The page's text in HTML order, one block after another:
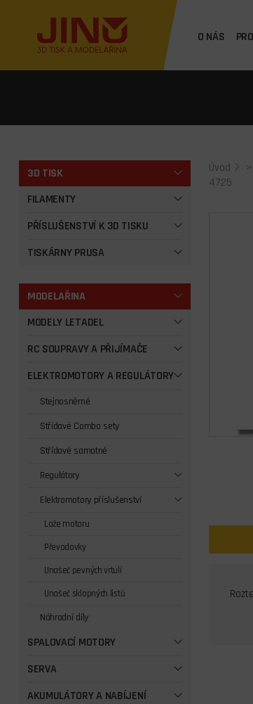
O NÁS
3D TISK
FILAMENTY
PŘÍSLUŠENSTVÍ K 3D TISKU
TISKÁRNY PRUSA
MODELAŘINA
MODELY LETADEL
RC SOUPRAVY A PŘIJÍMAČE
ELEKTROMOTORY A REGULÁTORY
Stejnosněrné
Střídavé Combo sety
Střídavé samotné
Regulátory
Elektromotory příslušenství
Lože motoru
Převodovky
Unašeč pevných vrtulí
Unašeč sklopných listů
Náhradní díly
SPALOVACÍ MOTORY
SERVA
AKUMULÁTORY A NABÍJENÍ
Úvod >
4725